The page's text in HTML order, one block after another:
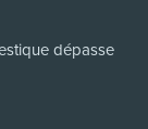
dépasse